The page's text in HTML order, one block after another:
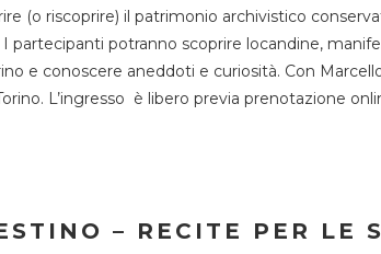
(o riscoprire) il patrimonio archivistico
partecipanti potranno scoprire locandine,
e conoscere aneddoti e curiosità. Con
L’ingresso è libero previa prenotazione
– RECITE PER LE